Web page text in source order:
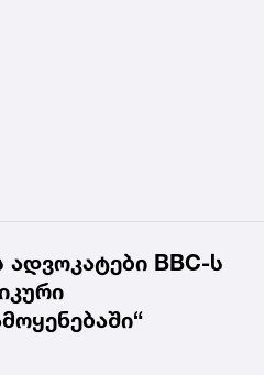
ადვოკატები BBC-ს